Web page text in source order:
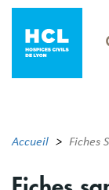
Aller
contenu
principal
Accueil Fiches